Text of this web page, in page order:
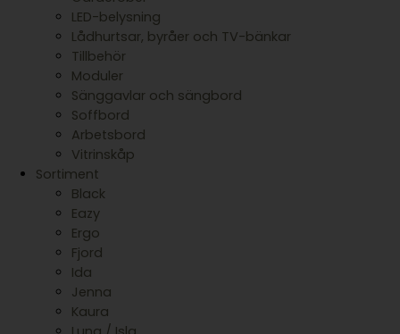
LED-belysning
Lådhurtsar, byråer och TV-bänkar
Tillbehör
Moduler
Sänggavlar och sängbord
Soffbord
Arbetsbord
Vitrinskåp
Sortiment
Black
Eazy
Ergo
Fjord
Ida
Jenna
Kaura